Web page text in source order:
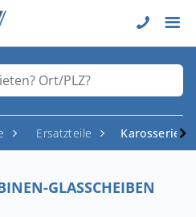
Ort/PLZ?
Ersatzteile Karosserie
GLASSCHEIBEN